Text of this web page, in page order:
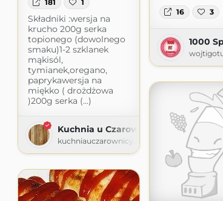
181 1
Składniki :wersja na
krucho 200g serka
topionego (dowolnego
smaku)1-2 szklanek
mąkisól,
tymianek,oregano,
paprykawersja na
miękko ( drożdżowa
)200g serka (...)
Kuchnia u Czarownicy
kuchniauczarownicy.blogspot.com
16 3
1000